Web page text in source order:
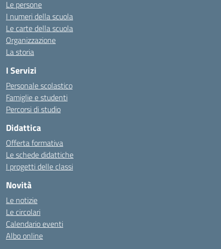
Le persone
I numeri della scuola
Le carte della scuola
Organizzazione
La storia
I Servizi
Personale scolastico
Famiglie e studenti
Percorsi di studio
Didattica
Offerta formativa
Le schede didattiche
I progetti delle classi
Novità
Le notizie
Le circolari
Calendario eventi
Albo online